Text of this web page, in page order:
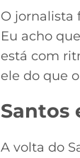
O jornalista
Eu acho
está com
ele do que
Santos
A volta do